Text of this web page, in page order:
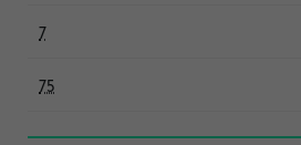
7
75